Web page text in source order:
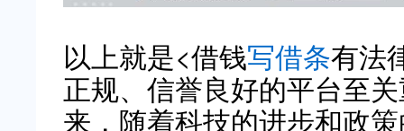
以上就是<借钱写借条有法
正规、信誉良好的平台至
来，随着科技的进步和政